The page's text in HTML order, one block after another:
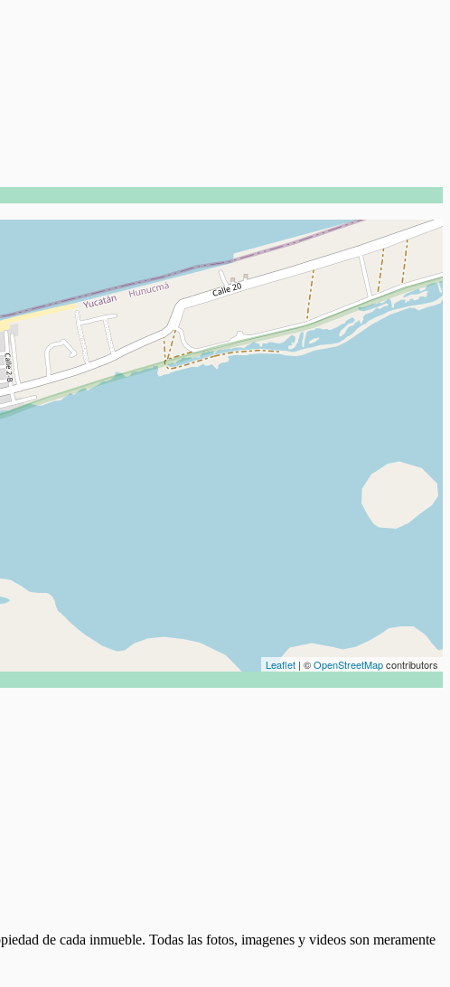
Leaflet | ©OpenStreetMapcontributors
de cada inmueble. Todas las fotos, imagenes y videos son meramente